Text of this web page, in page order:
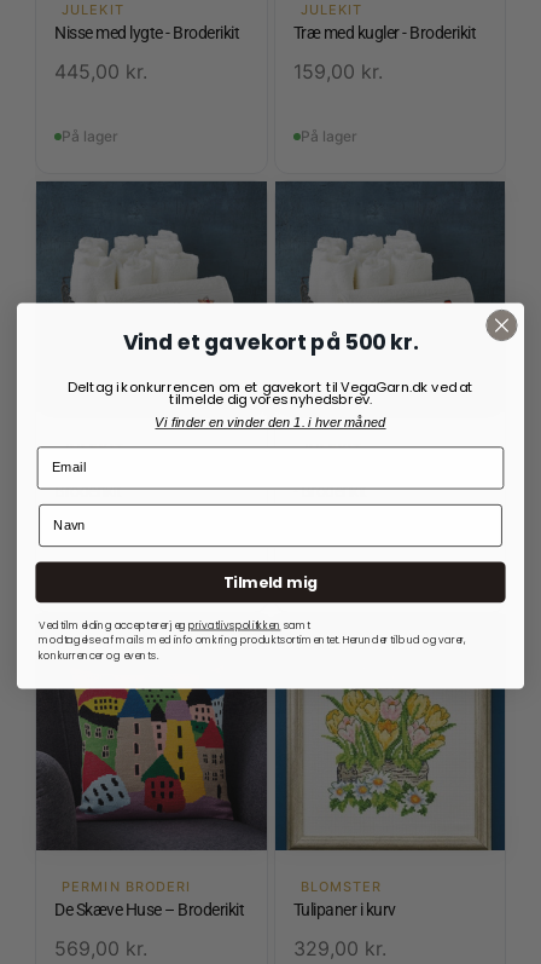
JULEKIT
Nisse med lygte - Broderikit
445,00 kr.
På lager
JULEKIT
Træ med kugler - Broderikit
159,00 kr.
På lager
JULEKIT
Håndklæder med julegrise -
Broderikit
225,00
JULEKIT
- Broderikit
På lager
PERMIN BRODERI
De Skæve Huse – Broderikit
569,00 kr.
BLOMSTER
Tulipaner i kurv
329,00 kr.
Vind et gavekort på 500 kr.
Deltag i konkurrencen om et gavekort til VegaGarn.dk ved at
tilmelde dig vores nyhedsbrev.
Vi finder en vinder den 1. i hver måned
Tilmeld mig
Ved tilmelding accepterer jegprivatlivspolitkken samt
modtagelse af mails med info omkring produktsortimentet. Herunder tilbud og varer,
konkurrencer og events.